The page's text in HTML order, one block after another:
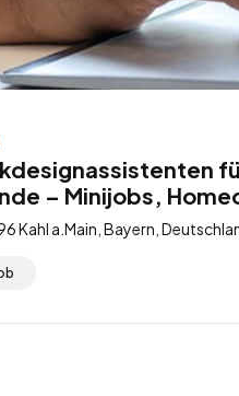
– Minijobs,
Kahl a.Main, Bayern,